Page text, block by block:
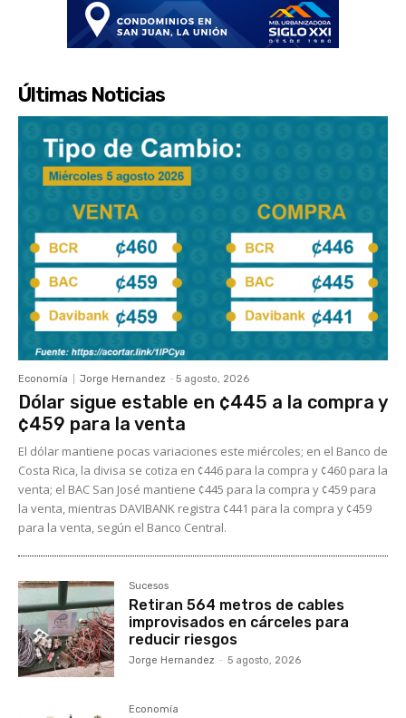
Últimas Noticias
Economía Jorge Hernandez - 5 agosto, 2026
Dólar sigue estable en ¢445 a la compra y
¢459 para la venta
El dólar mantiene pocas variaciones este miércoles; en el Banco de
Costa Rica, la divisa se cotiza en ¢446 para la compra y ¢460 para la
venta; el BAC San José mantiene ¢445 para la compra y ¢459 para
la venta, mientras DAVIBANK registra ¢441 para la compra y ¢459
para la venta, según el Banco Central.
Sucesos
Retiran 564 metros de cables
improvisados en cárceles para
reducir riesgos
Jorge Hernandez - 5 agosto, 2026
Economía